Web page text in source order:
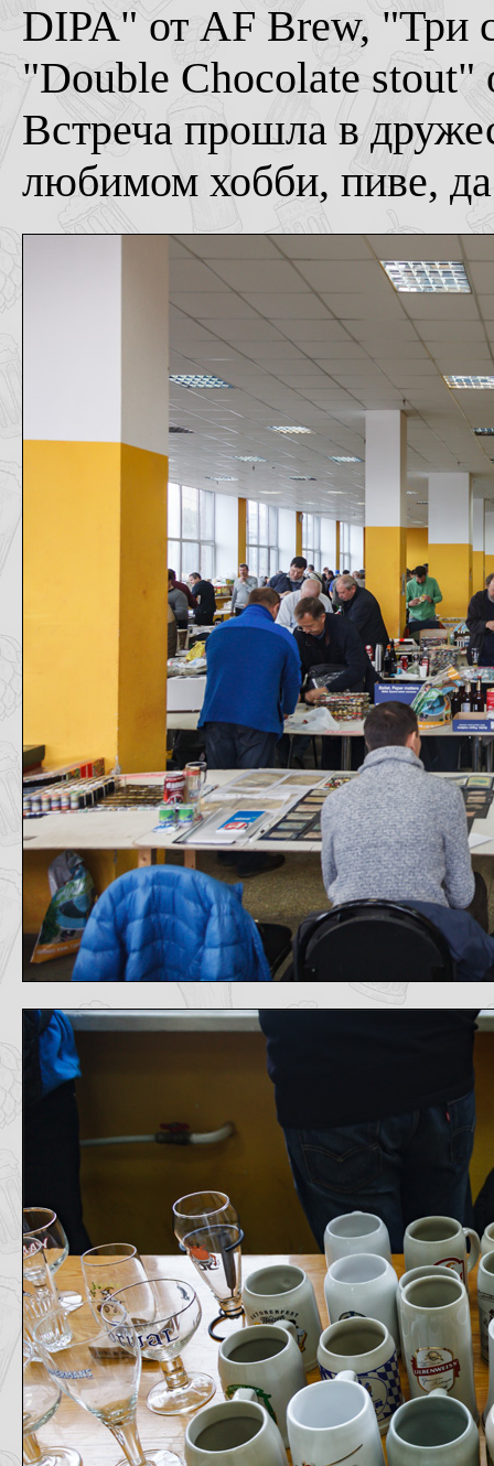
DIPA" от AF Brew, "Три
"Double Chocolate stout"
Встреча прошла в
любимом хобби, пиве,